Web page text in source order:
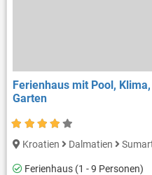
Ferienhaus mit Pool,
Garten
Kroatien Dalmatien
Ferienhaus (1 - 9 Personen)